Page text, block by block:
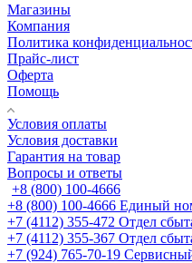
Магазины
Компания
Политика
Прайс-лист
Оферта
Помощь
Условия оплаты
Условия доставки
Гарантия на товар
Вопросы и ответы
+8 (800) 100-4666
+8 (800) 100-4666 Единый
+7 (4112) 355-472 Отдел
+7 (4112) 355-367 Отдел
+7 (924) 765-70-19